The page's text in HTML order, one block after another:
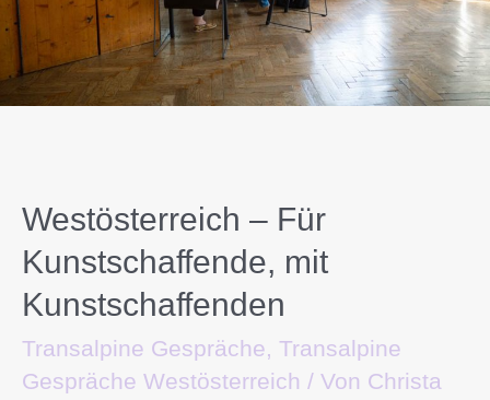
Westösterreich – Für
Kunstschaffende, mit
Kunstschaffenden
Transalpine Gespräche, Transalpine
Gespräche Westösterreich / Von Christa